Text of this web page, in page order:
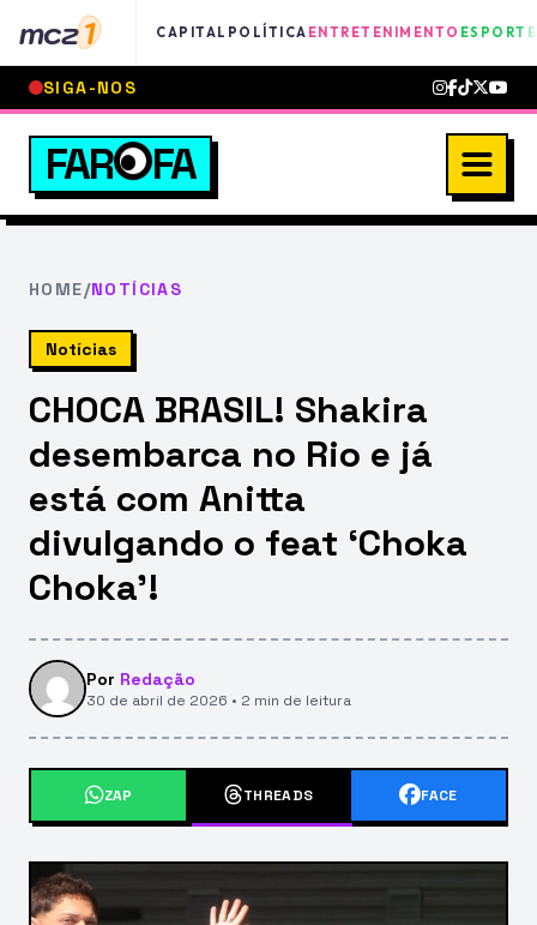
mcz1 CAPITAL POLÍTICA ENTRETENIMENTO
SIGA-NOS
FAR FA
HOME/NOTÍCIAS
Notícias
CHOCA BRASIL! Shakira
desembarca no Rio e já
está com Anitta
divulgando o feat ‘Choka
Choka’!
Por Redação
30 de abril de 2026 • 2 min de leitura
ZAP THREADS FACE